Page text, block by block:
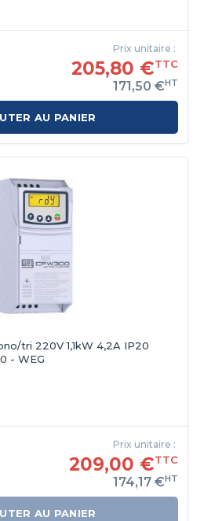
Prix unitaire :
205,80 €TTC
171,50 €HT
AU PANIER
tri 220V 1,1kW 4,2A IP20
- WEG
Prix unitaire :
209,00 €TTC
174,17 €HT
AU PANIER